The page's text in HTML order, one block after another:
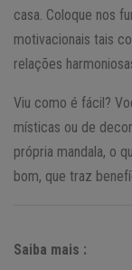
casa. Coloque nos
motivacionais tais
relações
Viu como é fácil?
místicas ou de
própria mandala, o
bom, que traz
Saiba mais :